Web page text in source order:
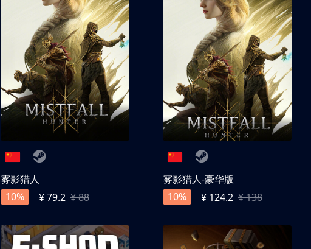
雾影猎人
10%
¥ 79.2 ¥ 88
雾影猎人-豪华版
10%
¥ 124.2 ¥ 138